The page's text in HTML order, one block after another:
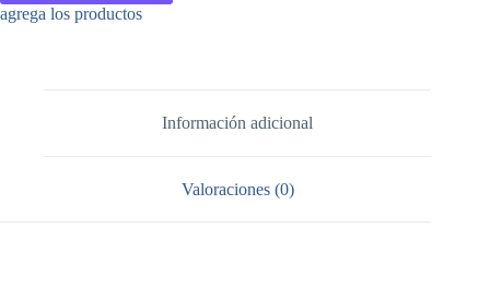
agrega los productos
Información adicional
Valoraciones (0)